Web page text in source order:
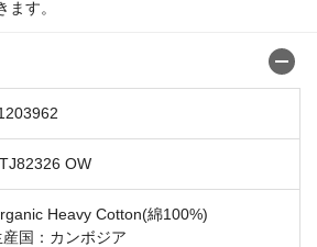
す。
OW
Heavy Cotton(綿100%)
産国：カンボジア